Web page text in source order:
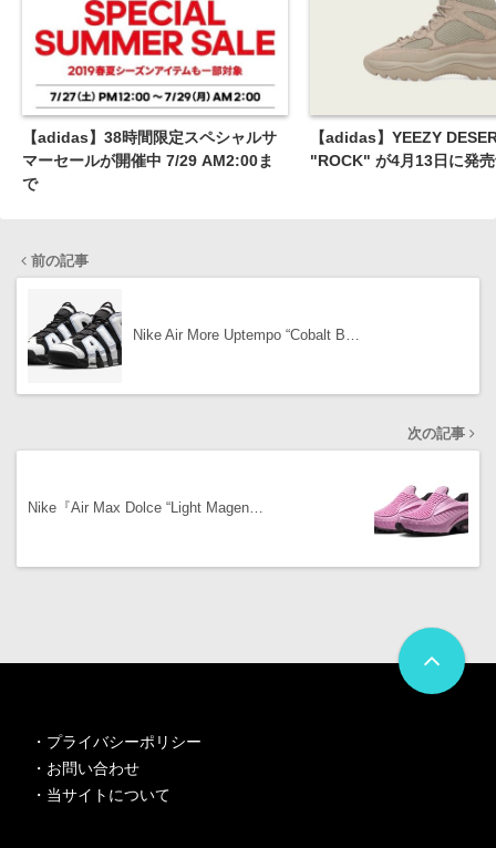
【adidas】38時間限定スペシャルサ
マーセールが開催中 7/29 AM2:00ま
で
【adidas】YEEZY
"ROCK" が4月13日に発
前の記事
Nike Air More Uptempo “Cobalt B…
次の記事
Nike『Air Max Dolce “Light Magen…
・ プライバシーポリシー
・ お問い合わせ
・ 当サイトについて